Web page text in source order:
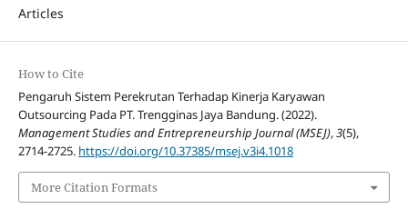
Articles
How to Cite
Pengaruh Sistem Perekrutan Terhadap Kinerja Karyawan
Outsourcing Pada PT. Trengginas Jaya Bandung. (2022).
Management Studies and Entrepreneurship Journal (MSEJ),3(5),
2714-2725. https://doi.org/10.37385/msej.v3i4.1018
More Citation Formats